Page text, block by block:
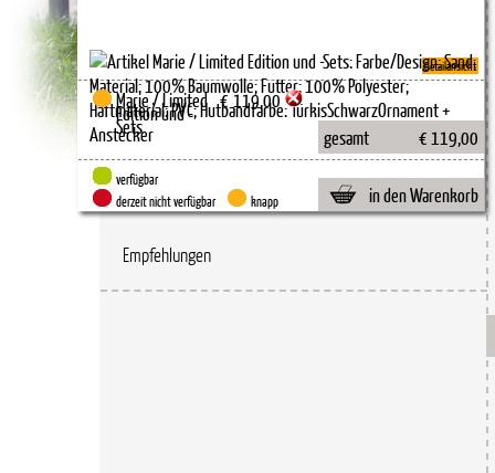
Detailansicht
Marie / Limited
Edition und -
Sets
€119,00
gesamt
€ 119,00
verfügbar
derzeit nicht verfügbar
knapp in den Warenkorb
Empfehlungen